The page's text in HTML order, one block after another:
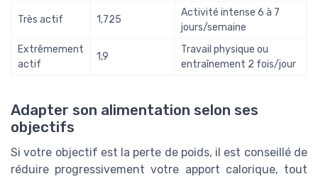
Très actif 1,725
Activité intense 6 à 7
jours/semaine
Extrêmement
actif
1,9
Travail physique ou
entraînement 2 fois/jour
Adapter son alimentation selon ses
objectifs
Si votre objectif est la perte de poids, il est conseillé de
réduire progressivement votre apport calorique, tout